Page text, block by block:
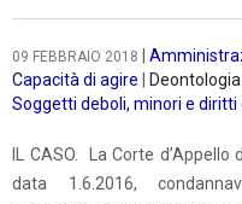
09 FEBBRAIO 2018
Capacità di agire
Soggetti deboli, minori e diritti
IL CASO. La Corte
data 1.6.2016,